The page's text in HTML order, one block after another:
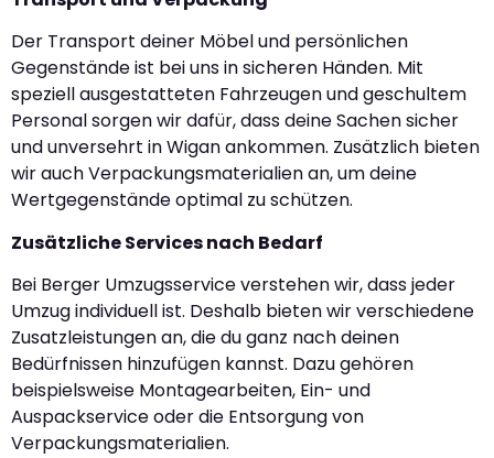
Der Transport deiner Möbel und persönlichen
Gegenstände ist bei uns in sicheren Händen. Mit
speziell ausgestatteten Fahrzeugen und geschultem
Personal sorgen wir dafür, dass deine Sachen sicher
und unversehrt in Wigan ankommen. Zusätzlich bieten
wir auch Verpackungsmaterialien an, um deine
Wertgegenstände optimal zu schützen.
Zusätzliche Services nach Bedarf
Bei Berger Umzugsservice verstehen wir, dass jeder
Umzug individuell ist. Deshalb bieten wir verschiedene
Zusatzleistungen an, die du ganz nach deinen
Bedürfnissen hinzufügen kannst. Dazu gehören
beispielsweise Montagearbeiten, Ein- und
Auspackservice oder die Entsorgung von
Verpackungsmaterialien.